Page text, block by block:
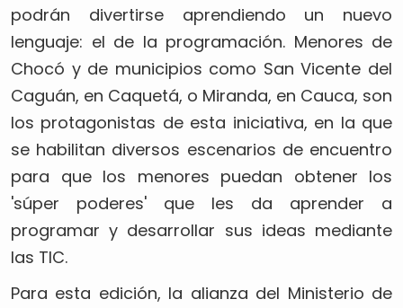
podrán divertirse aprendiendo un nuevo
lenguaje: el de la programación. Menores de
Chocó y de municipios como San Vicente del
Caguán, en Caquetá, o Miranda, en Cauca, son
los protagonistas de esta iniciativa, en la que
se habilitan diversos escenarios de encuentro
para que los menores puedan obtener los
'súper poderes' que les da aprender a
programar y desarrollar sus ideas mediante
las TIC.
Para esta edición, la alianza del Ministerio de